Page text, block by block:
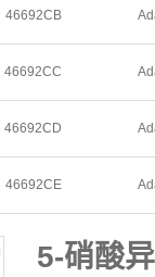
46692CB
46692CC
46692CD
46692CE
5-硝酸